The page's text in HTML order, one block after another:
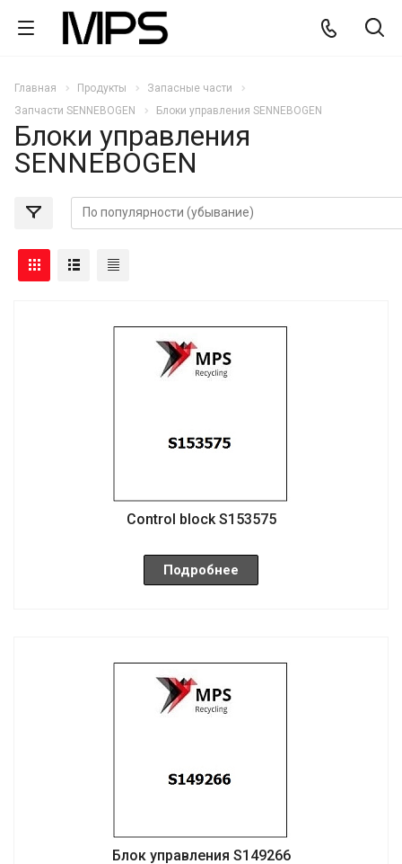
Главная Продукты
Запасные части
Запчасти SENNEBOGEN
Блоки управления SENNEBOGEN
Блоки управления
SENNEBOGEN
Control block S153575
Подробнее
Блок управления S149266